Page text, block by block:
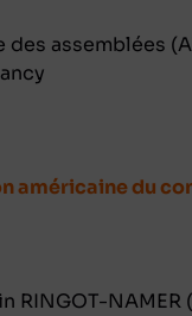
des assemblées
américaine du
RINGOT-